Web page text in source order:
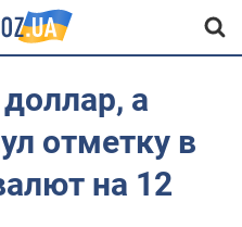
а
отметку в
на 12